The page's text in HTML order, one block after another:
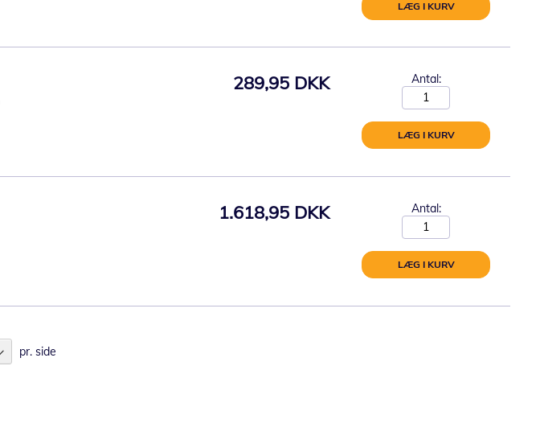
LÆG I KURV
289,95 DKK Antal:
LÆG I KURV
1.618,95 DKK Antal:
LÆG I KURV
pr. side